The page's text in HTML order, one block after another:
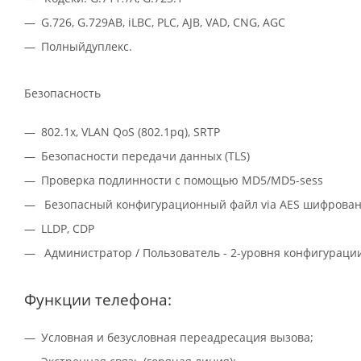
G.726, G.729AB, iLBC, PLC, AJB, VAD, CNG, AGC
Полныйдуплекс.
Безопасность
802.1x, VLAN QoS (802.1pq), SRTP
Безопасности передачи данных (TLS)
Проверка подлинности с помощью MD5/MD5-sess
Безопасный конфигурационный файл via AES
LLDP, CDP
Администратор / Пользователь - 2-уровня
Функции телефона:
Условная и безусловная переадресация вызова;